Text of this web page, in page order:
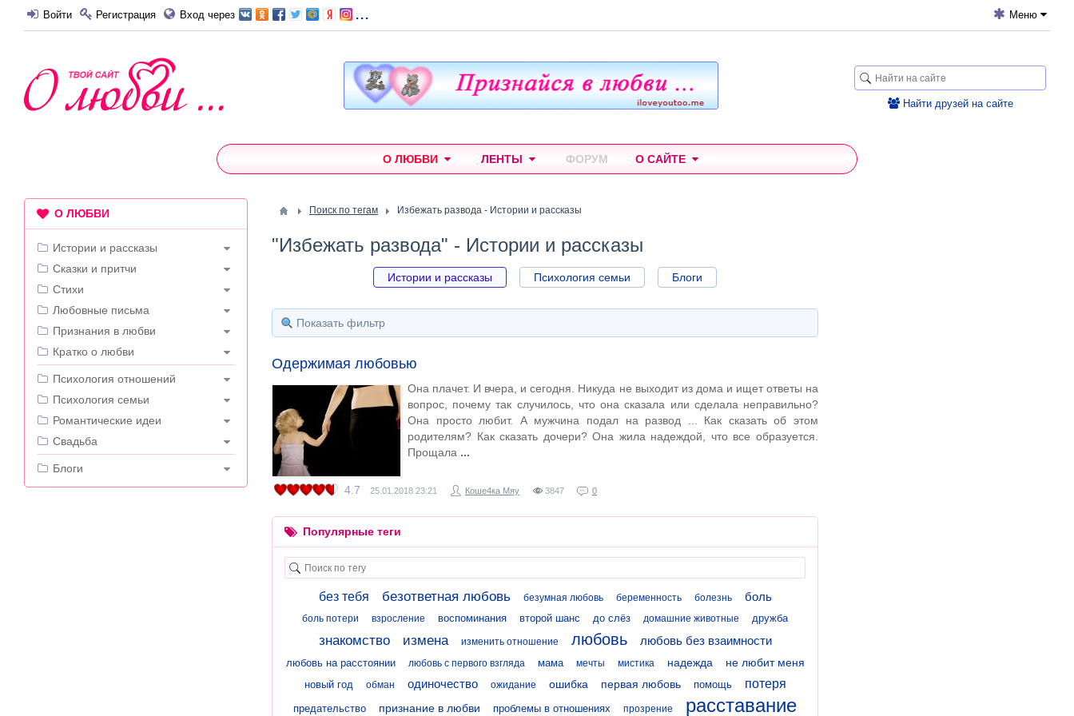
Войти Регистрация Вход через ... Меню
Найти друзей на сайте
О ЛЮБВИ ЛЕНТЫ ФОРУМ О САЙТЕ
Поиск по тегам Избежать развода - Истории и рассказы
"Избежать развода" - Истории и рассказы
Истории и рассказы Психология семьи Блоги
Показать фильтр
Одержимая любовью
Она плачет. И вчера, и сегодня. Никуда не выходит из дома и ищет ответы на
вопрос, почему так случилось, что она сказала или сделала неправильно?
Она просто любит. А мужчина подал на развод ... Как сказать об этом
родителям? Как сказать дочери? Она жила надеждой, что все образуется.
Прощала
4.7 25.01.2018 23:21 Коше4ка Мяу 3847 0
Популярные теги
без тебя безответная любовь безумная любовь беременность болезнь боль
боль потери взросление воспоминания второй шанс до слёз домашние животные дружба
знакомство измена изменить отношение любовь любовь без взаимности
любовь на расстоянии любовь с первого взгляда мама мечты мистика надежда не любит меня
новый год обман одиночество ожидание ошибка первая любовь помощь потеря
предательство признание в любви проблемы в отношениях прозрение расставание
О ЛЮБВИ
Истории и рассказы
Сказки и притчи
Стихи
Любовные письма
Признания в любви
Кратко о любви
---
Психология отношений
Психология семьи
Романтические идеи
Свадьба
---
Блоги